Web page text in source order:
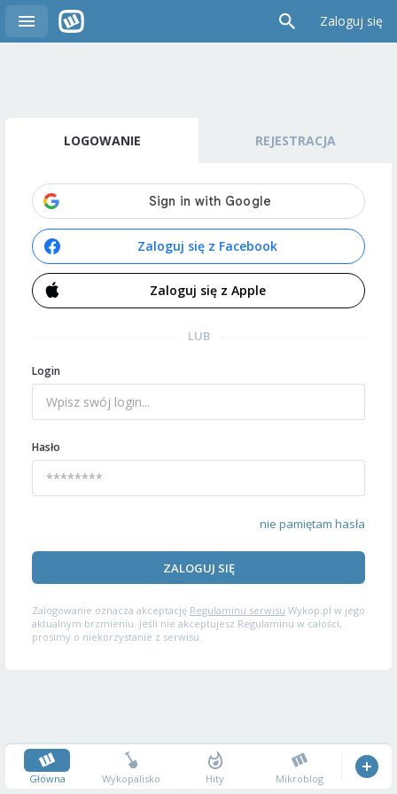
Zaloguj się
LOGOWANIE REJESTRACJA
Zaloguj się z Facebook
Zaloguj się z Apple
LUB
Login
Hasło
nie pamiętam hasła
ZALOGUJ SIĘ
Zalogowanie oznacza akceptację Regulaminu serwisu Wykop.pl w jego
aktualnym brzmieniu. Jeśli nie akceptujesz Regulaminu w całości,
prosimy o niekorzystanie z serwisu.
Główna Wykopalisko Hity Mikroblog